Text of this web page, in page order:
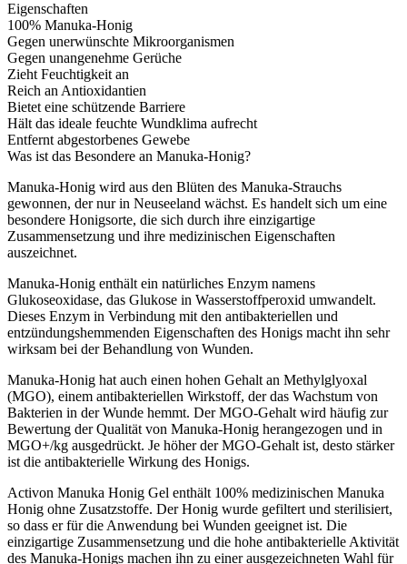
Eigenschaften
100% Manuka-Honig
Gegen unerwünschte Mikroorganismen
Gegen unangenehme Gerüche
Zieht Feuchtigkeit an
Reich an Antioxidantien
Bietet eine schützende Barriere
Hält das ideale feuchte Wundklima aufrecht
Entfernt abgestorbenes Gewebe
Was ist das Besondere an Manuka-Honig?
Manuka-Honig wird aus den Blüten des Manuka-Strauchs
gewonnen, der nur in Neuseeland wächst. Es handelt sich um eine
besondere Honigsorte, die sich durch ihre einzigartige
Zusammensetzung und ihre medizinischen Eigenschaften
auszeichnet.
Manuka-Honig enthält ein natürliches Enzym namens
Glukoseoxidase, das Glukose in Wasserstoffperoxid umwandelt.
Dieses Enzym in Verbindung mit den antibakteriellen und
entzündungshemmenden Eigenschaften des Honigs macht ihn sehr
wirksam bei der Behandlung von Wunden.
Manuka-Honig hat auch einen hohen Gehalt an Methylglyoxal
(MGO), einem antibakteriellen Wirkstoff, der das Wachstum von
Bakterien in der Wunde hemmt. Der MGO-Gehalt wird häufig zur
Bewertung der Qualität von Manuka-Honig herangezogen und in
MGO+/kg ausgedrückt. Je höher der MGO-Gehalt ist, desto stärker
ist die antibakterielle Wirkung des Honigs.
Activon Manuka Honig Gel enthält 100% medizinischen Manuka
Honig ohne Zusatzstoffe. Der Honig wurde gefiltert und sterilisiert,
so dass er für die Anwendung bei Wunden geeignet ist. Die
einzigartige Zusammensetzung und die hohe antibakterielle Aktivität
des Manuka-Honigs machen ihn zu einer ausgezeichneten Wahl für